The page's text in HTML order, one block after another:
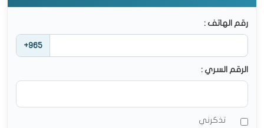
رقم الهاتف :
+965
الرقم السري :
تذكرني